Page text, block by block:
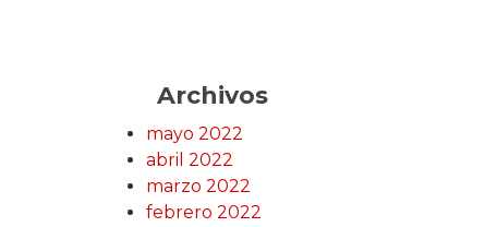
Archivos
mayo 2022
abril 2022
marzo 2022
febrero 2022